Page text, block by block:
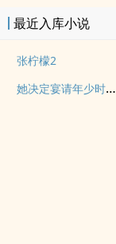
最近入库小说
张柠檬2
她决定宴请年少时的自己（1v1H）